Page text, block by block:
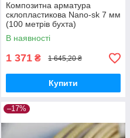
Композитна арматура
склопластикова Nano-sk 7 мм
(100 метрів бухта)
В наявності
1 371 ₴ 1 645,20 ₴
Купити
–17%